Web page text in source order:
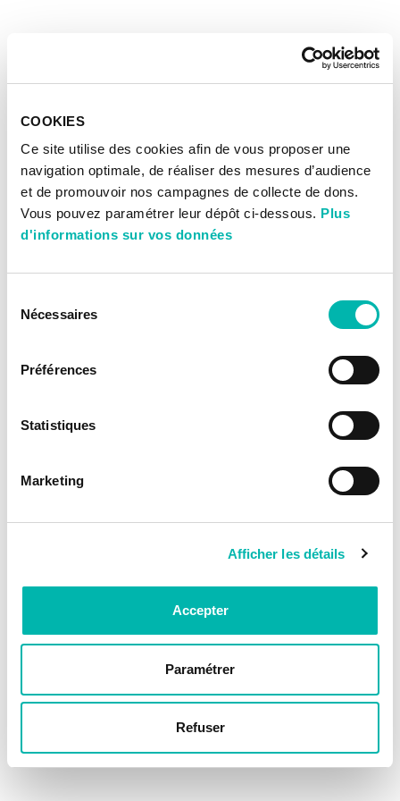
COOKIES
Ce site utilise des cookies afin de vous proposer une
navigation optimale, de réaliser des mesures d’audience
et de promouvoir nos campagnes de collecte de dons.
Vous pouvez paramétrer leur dépôt ci-dessous. Plus
d'informations sur vos données
Nécessaires
Préférences
Statistiques
Marketing
Afficher les détails
Accepter
Paramétrer
Refuser